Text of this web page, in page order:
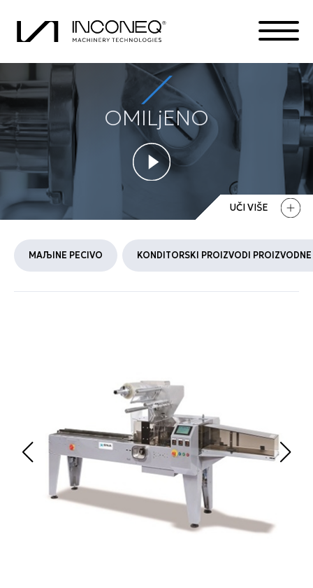
OMILjENO
UČI VIŠE
MAЉINE PECIVO KONDITORSKI PROIZVODI
PROIZVODA
O KOMPANIJI
INTEGRISANA REŠENJA
SVE STVARI INCONEK